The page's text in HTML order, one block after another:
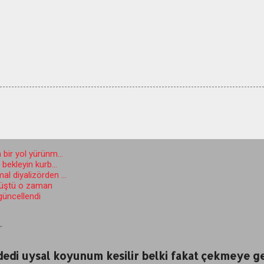
yol yürünm...
kurb...
diyalizörden ...
o zaman
dedi uysal koyunum kesilir belki fakat çekmeye